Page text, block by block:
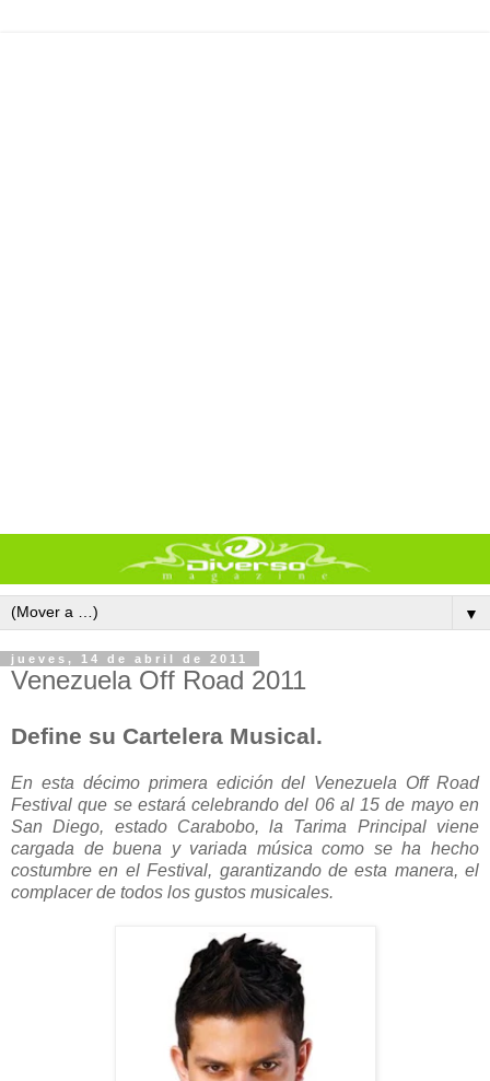
▼
jueves, 14 de abril de 2011
Venezuela Off Road 2011
Define su Cartelera Musical.
En esta décimo primera edición del Venezuela Off Road
Festival que se estará celebrando del 06 al 15 de mayo en
San Diego, estado Carabobo, la Tarima Principal viene
cargada de buena y variada música como se ha hecho
costumbre en el Festival, garantizando de esta manera, el
complacer de todos los gustos musicales.